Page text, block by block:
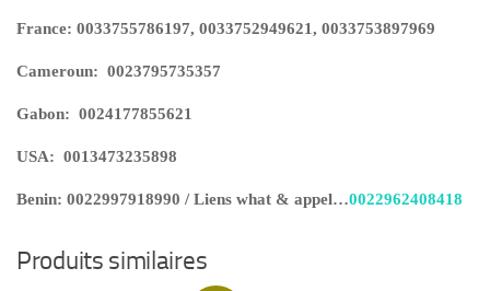
France: 0033755786197, 0033752949621, 0033753897969
Cameroun: 0023795735357
Gabon: 0024177855621
USA: 0013473235898
Benin: 0022997918990 / Liens what & appel…0022962408418
Produits similaires